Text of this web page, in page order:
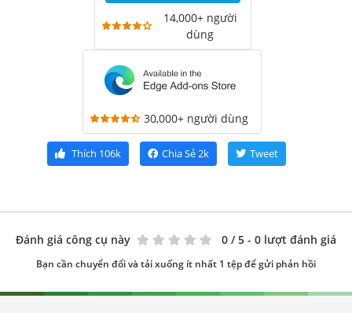
14,000+ người
dùng
30,000+ người dùng
Thích 106k Chia Sẻ2k Tweet
Đánh giá công cụ này 0 / 5 - 0 lượt đánh giá
Bạn cần chuyển đổi và tải xuống ít nhất 1 tệp để gửi phản hồi